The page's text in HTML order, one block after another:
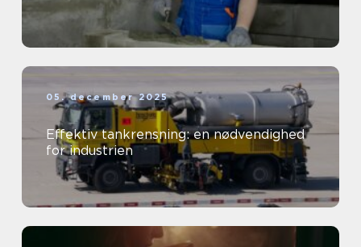
05. december 2025
Effektiv tankrensning: en nødvendighed
for industrien